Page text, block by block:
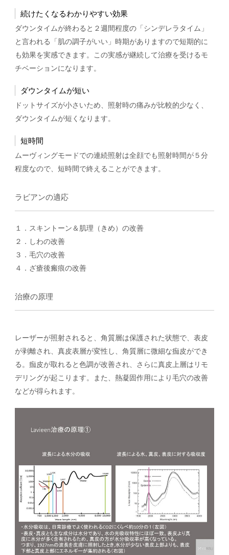
続けたくなるわかりやすい効果
ダウンタイムが終わると２週間程度の「シンデレラタイム」
と言われる「肌の調子がいい」時期がありますので短期的に
も効果を実感できます。この実感が継続して治療を受けるモ
チベーションになります。
ダウンタイムが短い
ドットサイズが小さいため、照射時の痛みが比較的少なく、
ダウンタイムが短くなります。
短時間
ムーヴィングモードでの連続照射は全顔でも照射時間が５分
程度なので、短時間で終えることができます。
ラビアンの適応
１．スキントーン＆肌理（きめ）の改善
２．しわの改善
３．毛穴の改善
４．ざ瘡後瘢痕の改善
治療の原理
レーザーが照射されると、角質層は保護された状態で、表皮
が剥離され、真皮表層が変性し、角質層に微細な痂皮ができ
る。痂皮が取れると色調が改善され、さらに真皮上層はリモ
デリングが起こります。また、熱凝固作用により毛穴の改善
などが得られます。